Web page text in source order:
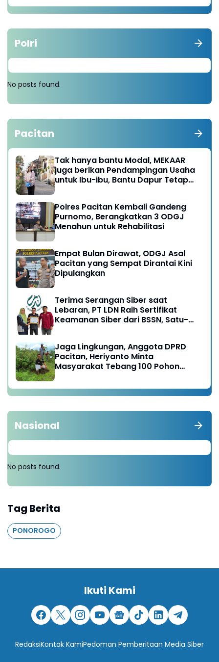
Polri
No posts found.
Pacitan
Tak hanya bantu Modal, MEKAAR
juga berikan Pendampingan Usaha
untuk Ibu-ibu, Bantu Dapur Tetap
Polres Pacitan Kembali Gandeng
Purnomo, Berangkatkan 3 ODGJ
Menahun untuk Rehabilitasi
Empat Bulan Dirawat, ODGJ Asal
Pacitan yang Sempat Dirantai Kini
Dipulangkan
Terima Serangan Siber saat
Lebaran, PT LDN Raih Sertifikat
Keamanan Siber dari BSSN, Satu-
Jaga Lingkungan, Anggota DPRD
Pacitan, Heriyanto Minta
Masyarakat Tebang 100 Pohon
Nasional
No posts found.
Tag Berita
PONOROGO
Ikuti Kami
RedaksiKontak KamiPedoman Pemberitaan Media Siber